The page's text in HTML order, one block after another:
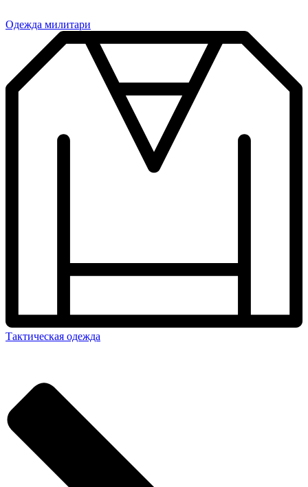
Одежда милитари
Тактическая одежда